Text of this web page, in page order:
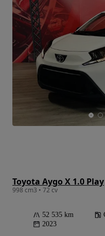
Toyota Aygo X 1.0 Play
998 cm3 • 72 cv
52 535 km
2023